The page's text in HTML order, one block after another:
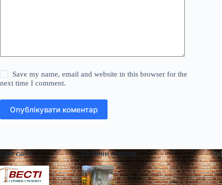
Save my name, email and website in this browser for the
next time I comment.
Опублікувати коментар
Про сайт Останні новини